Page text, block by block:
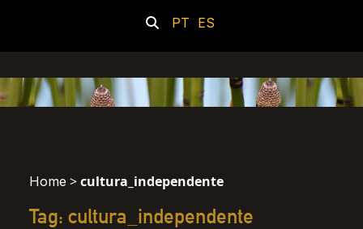
PT ES
Home >cultura_independente
Tag: cultura_independente